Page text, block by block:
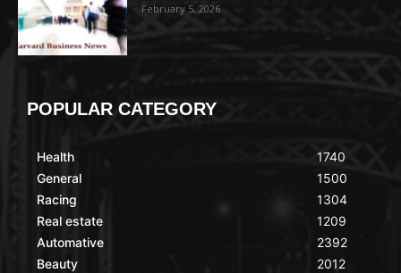
February 5, 2026
POPULAR CATEGORY
Health
General
Racing
Real estate
Automative
Beauty
1740
1500
1304
1209
2392
2012